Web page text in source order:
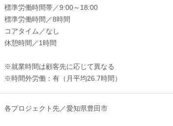
標準労働時間帯／9:00～18:00
標準労働時間／8時間
コアタイム／なし
休憩時間／1時間
※就業時間は顧客先に応じて異なる
※時間外労働：有（月平均26.7時間）
各プロジェクト先／愛知県豊田市